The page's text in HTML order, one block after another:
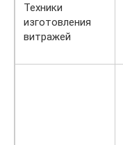
Техники
изготовления
витражей